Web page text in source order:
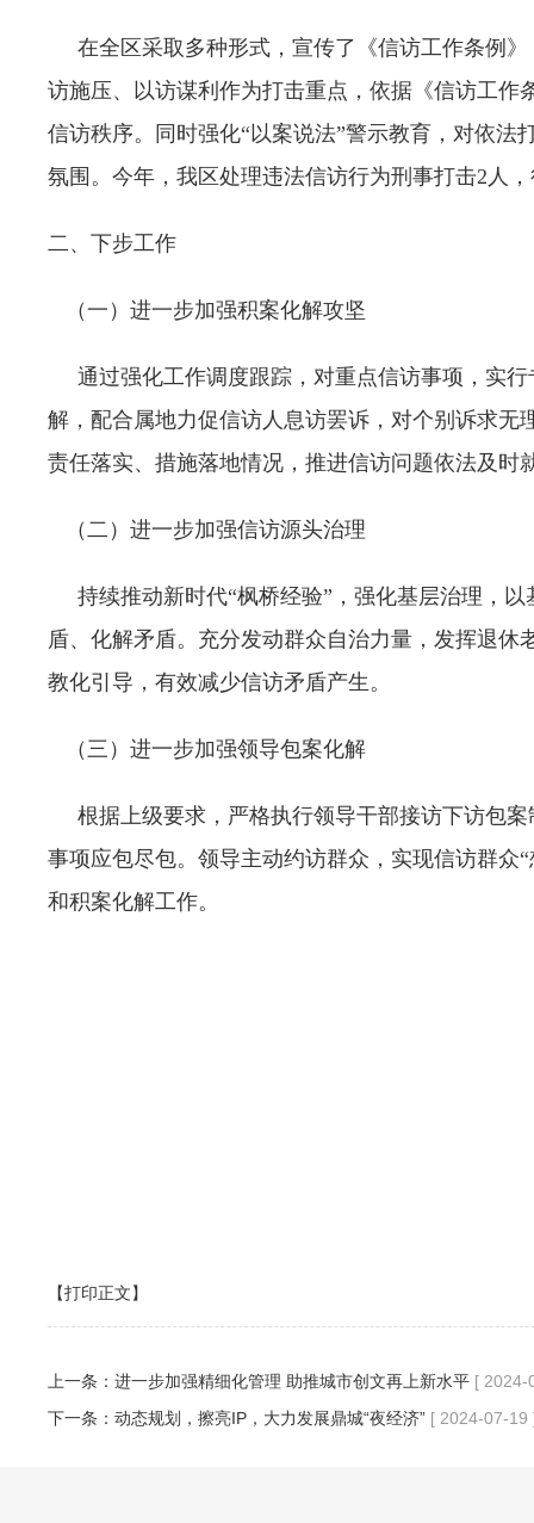
在全区采取多种形式，宣传了《信访工作条例》
访施压、以访谋利作为打击重点，依据《信访工
信访秩序。同时强化“以案说法”警示教育，对依
氛围。今年，我区处理违法信访行为刑事打击2人
二、下步工作
（一）进一步加强积案化解攻坚
通过强化工作调度跟踪，对重点信访事项，实行
解，配合属地力促信访人息访罢诉，对个别诉求
责任落实、措施落地情况，推进信访问题依法及时
（二）进一步加强信访源头治理
持续推动新时代“枫桥经验”，强化基层治理，以
盾、化解矛盾。充分发动群众自治力量，发挥退
教化引导，有效减少信访矛盾产生。
（三）进一步加强领导包案化解
根据上级要求，严格执行领导干部接访下访包案
事项应包尽包。领导主动约访群众，实现信访群众
和积案化解工作。
【打印正文】
上一条： 进一步加强精细化管理 助推城市创文再上新水平 [ 2024-
下一条： 动态规划，擦亮IP，大力发展鼎城“夜经济” [ 2024-07-19